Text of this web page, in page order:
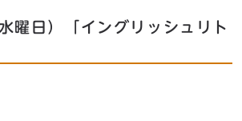
曜日）「イングリッシュリト